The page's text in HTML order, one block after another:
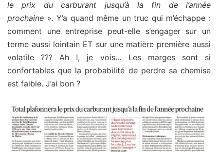
le prix du carburant jusqu’à la fin de l’année
prochaine ». Y’a quand même un truc qui m’échappe :
comment une entreprise peut-elle s’engager sur un
terme aussi lointain ET sur une matière première aussi
volatile ??? Ah !, je vois… Les marges sont si
confortables que la probabilité de perdre sa chemise
est faible. J’ai bon ?